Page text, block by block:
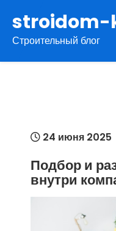
содержимому
stroidom-
Строительный блог
24 июня 2025
Подбор и
внутри